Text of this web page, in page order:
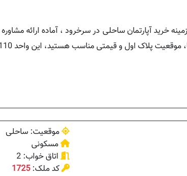
زمینه خرید آپارتمان ساحلی در سرخرود ، آماده ارائه
قیمتی مناسب هستید، این واحد 110 متری بهترین گزینه برای شما خواهد بود.
موقعیت: ساحلی
مسکونی
اتاق خواب: 2
کد ملک: 1725